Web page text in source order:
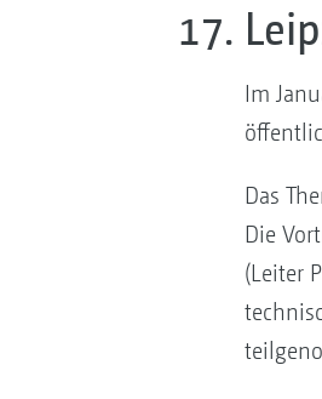
Im
Das
Die
(Leiter